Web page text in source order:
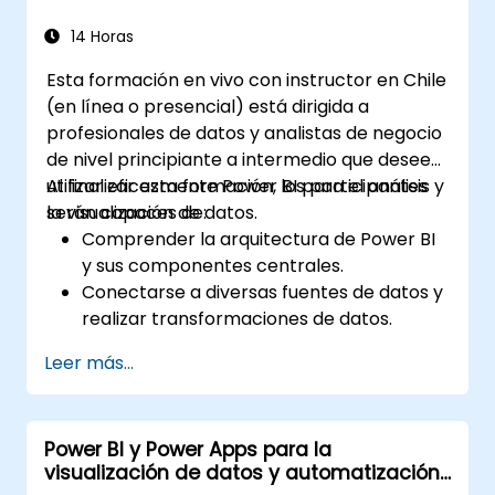
14 Horas
Esta formación en vivo con instructor en Chile
(en línea o presencial) está dirigida a
profesionales de datos y analistas de negocio
de nivel principiante a intermedio que deseen
utilizar eficazmente Power BI para el análisis y
la visualización de datos.
Al finalizar esta formación, los participantes
serán capaces de:
Comprender la arquitectura de Power BI
y sus componentes centrales.
Conectarse a diversas fuentes de datos y
realizar transformaciones de datos.
interactivos.
Implementar seguridad a nivel de fila y
gestionar el acceso a los datos.
Leer más...
Power BI y Power Apps para la
visualización de datos y automatización